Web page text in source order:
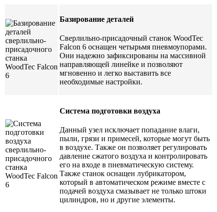
Базирование деталей
Сверлильно-присадочный станок WoodTec
Falcon 6 оснащен четырьмя пневмоупорами.
Они надежно зафиксированы на массивной
направляющей линейке и позволяют
мгновенно и легко выставить все
необходимые настройки.
Система подготовки воздуха
Данный узел исключает попадание влаги,
пыли, грязи и примесей, которые могут быть
в воздухе. Также он позволяет регулировать
давление сжатого воздуха и контролировать
его на входе в пневматическую систему.
Также станок оснащен лубрикатором,
который в автоматическом режиме вместе с
подачей воздуха смазывает не только штоки
цилиндров, но и другие элементы.